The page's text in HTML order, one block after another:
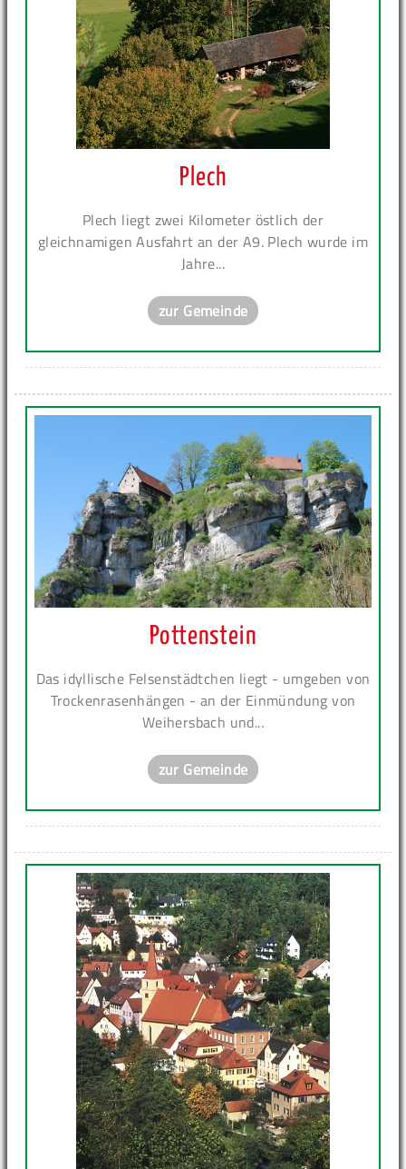
Plech
Plech liegt zwei Kilometer östlich der
gleichnamigen Ausfahrt an der A9. Plech wurde im
Jahre...
zur Gemeinde
Pottenstein
Das idyllische Felsenstädtchen liegt - umgeben von
Trockenrasenhängen - an der Einmündung von
Weihersbach und...
zur Gemeinde